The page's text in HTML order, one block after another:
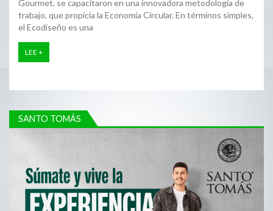
Gourmet, se capacitaron en una innovadora metodología de
trabajo, que propicia la Economía Circular. En términos simples,
el Ecodiseño es una
LEE +
SANTO TOMÁS